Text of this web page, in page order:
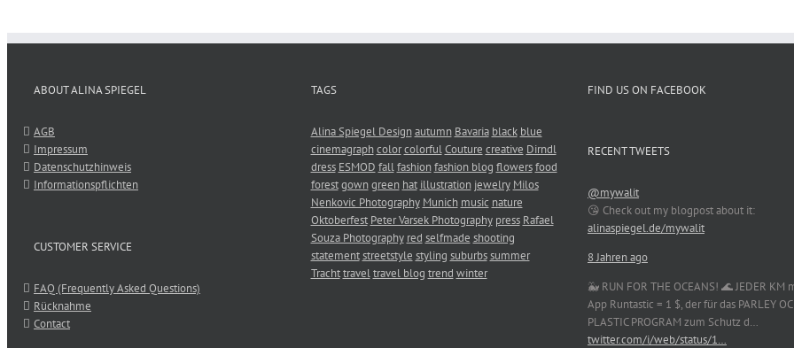
Preis
Price filter
ABOUT ALINA SPIEGEL
AGB
Impressum
Datenschutzhinweis
Informationspflichten
CUSTOMER SERVICE
FAQ (Frequently Asked Questions)
Rücknahme
Contact
TAGS
Alina Spiegel Design autumn Bavaria black blue
cinemagraph color colorful Couture creative Dirndl
dress ESMOD fall fashion fashion blog flowers food
forest gown green hat illustration jewelry Milos
Nenkovic Photography Munich music nature
Oktoberfest Peter Varsek Photography press Rafael
Souza Photography red selfmade shooting
statement streetstyle styling suburbs summer
Tracht travel travel blog trend winter
FIND US ON FACEBOOK
RECENT TWEETS
@mywalit
😘 Check out my blogpost about it:
alinaspiegel.de/mywalit
8 Jahren ago
🐳 RUN FOR THE OCEANS! 🌊 JEDER KM
App Runtastic = 1 $, der für das PARLEY
PLASTIC PROGRAM zum Schutz d…
twitter.com/i/web/status/1…